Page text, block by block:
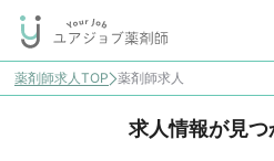
薬剤師求人TOP 薬剤師求人
求人情報が見